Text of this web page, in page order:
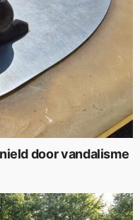
door vandalisme